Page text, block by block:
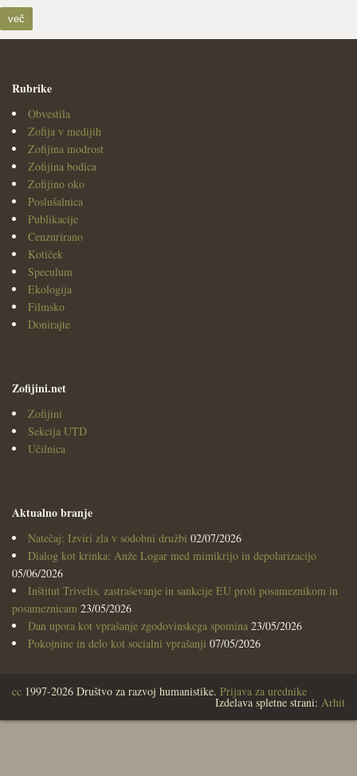
več
Rubrike
Obvestila
Zofija v medijih
Zofijina modrost
Zofijina bodica
Zofijino oko
Poslušalnica
Publikacije
Cenzurirano
Kotiček
Speculum
Ekologija
Filmsko
Donirajte
Zofijini.net
Zofijini
Sekcija UTD
Učilnica
Aktualno branje
Natečaj: Izviri zla v sodobni družbi 02/07/2026
Dialog kot krinka: Anže Logar med mimikrijo in depolarizacijo
05/06/2026
Inštitut Trivelis, zastraševanje in sankcije EU proti posameznikom in
posameznicam 23/05/2026
Dan upora kot vprašanje zgodovinskega spomina 23/05/2026
Pokojnine in delo kot socialni vprašanji 07/05/2026
cc 1997-2026 Društvo za razvoj humanistike. Prijava za urednike
Izdelava spletne strani: Arhit